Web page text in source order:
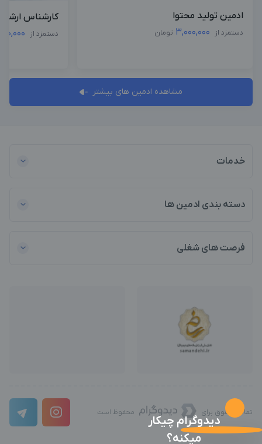
ادمین تولید محتوا
دستمزد از 3,000,000 تومان
کارشناس ارشد
دستمزد از
مشاهده ادمین های بیشتر
خدمات
دسته بندی ادمین ها
فرصت های شغلی
تمامی حقوق برای محفوظ است
دیدوگرام چیکار
میکنه؟